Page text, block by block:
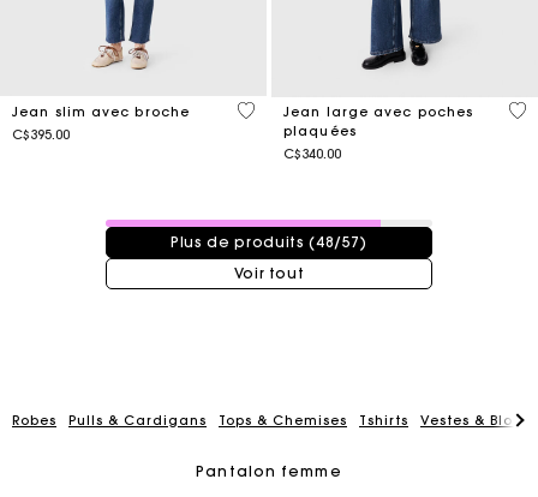
Jean slim avec broche
C$395.00
4,4 out of 5 Customer Rating
Jean large avec poches
plaquées
C$340.00
5
48 / 57 produits
Plus de produits (48/57)
Voir tout
Robes Pulls & Cardigans Tops & Chemises Tshirts Vestes &
Pantalon femme